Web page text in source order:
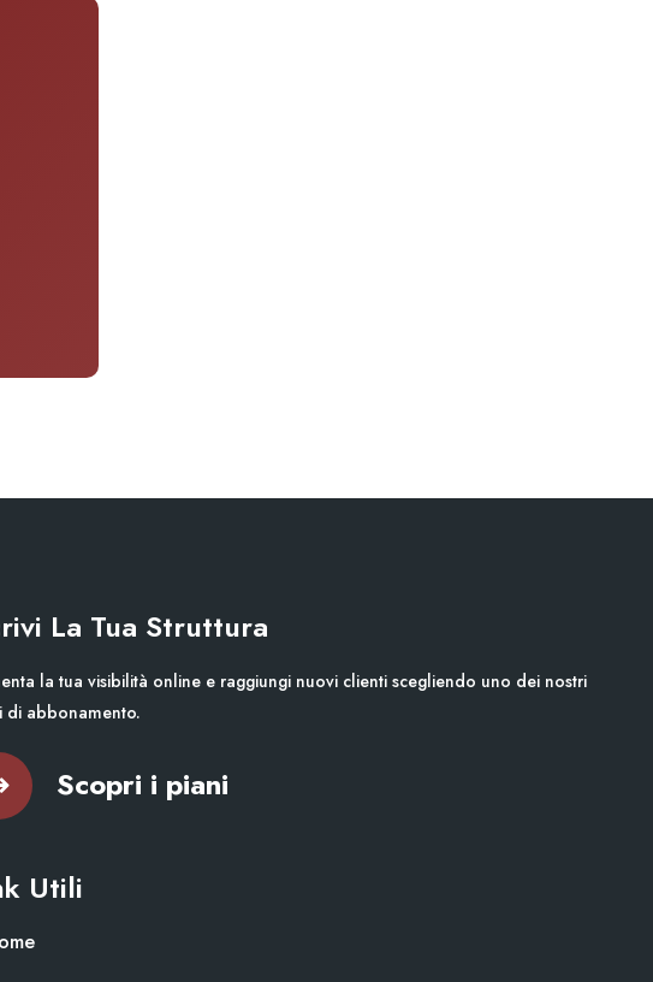
La Tua Struttura
la tua visibilità online e raggiungi nuovi clienti scegliendo uno dei nostri
di abbonamento.
Scopri i piani
Utili